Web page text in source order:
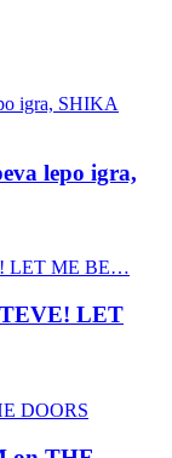
lepo igra,
LET